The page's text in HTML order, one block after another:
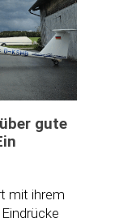
gute
mit ihrem